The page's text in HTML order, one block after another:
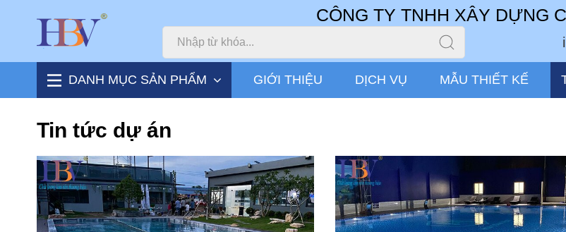
CÔNG TY TNHH XÂY DỰNG
DANH MỤC SẢN PHẨM GIỚI THIỆU DỊCH VỤ MẪU THIẾT KẾ
Tin tức dự án